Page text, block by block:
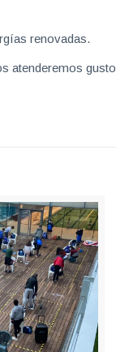
renovadas.
atenderemos